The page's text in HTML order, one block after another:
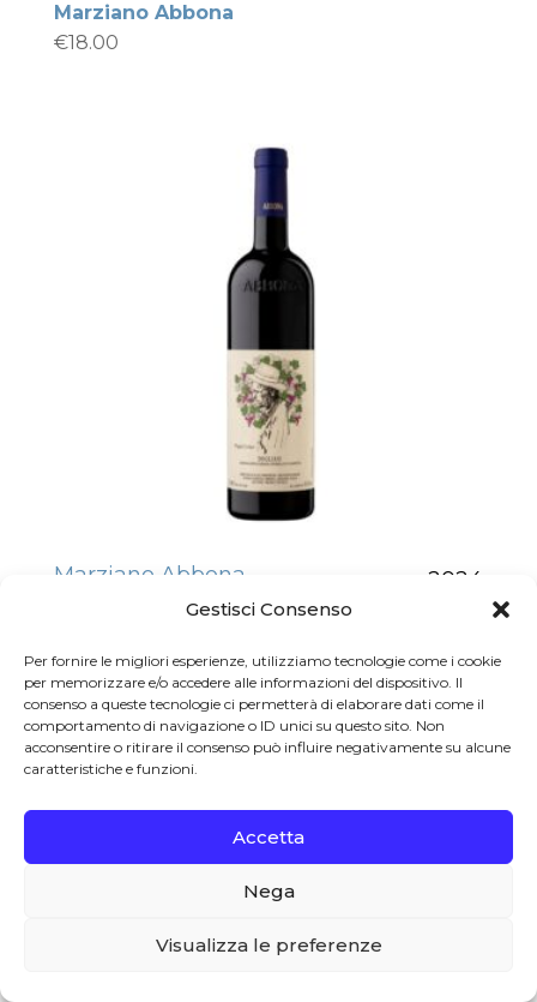
Gestisci Consenso
Per fornire le migliori esperienze, utilizziamo tecnologie come i cookie
per memorizzare e/o accedere alle informazioni del dispositivo. Il
consenso a queste tecnologie ci permetterà di elaborare dati come il
comportamento di navigazione o ID unici su questo sito. Non
acconsentire o ritirare il consenso può influire negativamente su alcune
caratteristiche e funzioni.
Accetta
Nega
Visualizza le preferenze
Marziano Abbona
€18.00
Marziano Abbona 2024
Dogliani DOCG Papà Celso 2024
Marziano Abbona – Biologico –
€ 21.00